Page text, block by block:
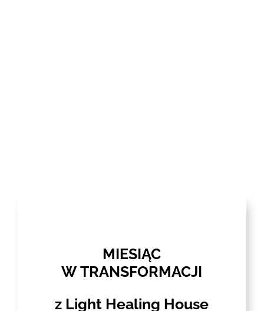
MIESIĄC
W TRANSFORMACJI
z Light Healing House